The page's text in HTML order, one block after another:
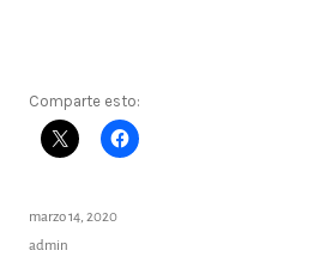
Comparte esto:
marzo 14, 2020
admin